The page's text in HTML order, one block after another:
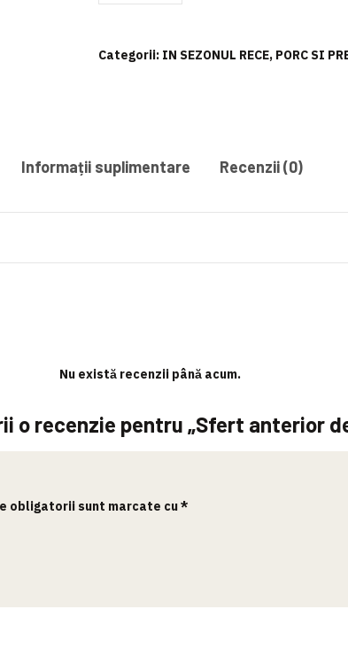
porc
Categorii:IN SEZONUL RECE,PORC SI
Informații suplimentare Recenzii (0)
Nu există recenzii până acum.
o recenzie pentru „Sfert anterior
obligatorii sunt marcate cu*